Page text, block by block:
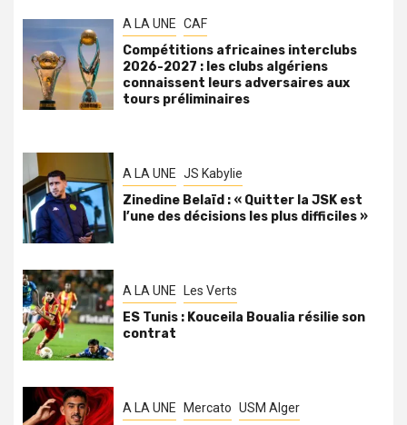
A LA UNE CAF
Compétitions africaines interclubs
2026-2027 : les clubs algériens
connaissent leurs adversaires aux
tours préliminaires
A LA UNE JS Kabylie
Zinedine Belaïd : « Quitter la JSK est
l’une des décisions les plus difficiles »
A LA UNE Les Verts
ES Tunis : Kouceila Boualia résilie son
contrat
A LA UNE Mercato USM Alger